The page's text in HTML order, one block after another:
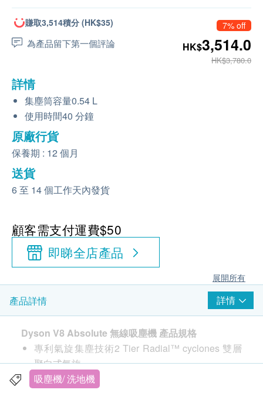
賺取3,514積分 (HK$35)
為產品留下第一個評論
7% off
HK$3,514.0
HK$3,780.0
詳情
集塵筒容量0.54 L
使用時間40 分鐘
原廠行貨
保養期 : 12 個月
送貨
6 至 14 個工作天內發貨
顧客需支付運費$50
即睇全店產品
展開所有
產品詳情 詳情
Dyson V8 Absolute 無線吸塵機 產品規格
專利氣旋集塵技術2 Tier Radial™ cyclones 雙層
聚向式氣旋
集塵筒容量0.54 L
吸塵機/ 洗地機